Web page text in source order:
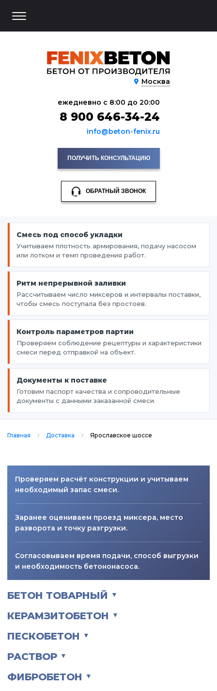
Москва
ПОЛУЧИТЬ КОНСУЛЬТАЦИЮ
ОБРАТНЫЙ ЗВОНОК
ежедневно с 8:00 до 20:00
8 900 646-34-24
info@beton-fenix.ru
Смесь под способ укладки
Учитываем плотность армирования, подачу насосом
или лотком и темп проведения работ.
Ритм непрерывной заливки
Рассчитываем число миксеров и интервалы поставки,
чтобы смесь поступала без простоев.
Контроль параметров партии
Проверяем соблюдение рецептуры и характеристики
смеси перед отправкой на объект.
Документы к поставке
Готовим паспорт качества и сопроводительные
документы с данными заказанной смеси.
Главная Доставка Ярославское шоссе
Проверяем расчёт конструкции и учитываем
необходимый запас смеси.
Заранее оцениваем проезд миксера, место
разворота и точку разгрузки.
Согласовываем время подачи, способ выгрузки
и необходимость бетононасоса.
БЕТОН ТОВАРНЫЙ ▼
КЕРАМЗИТОБЕТОН ▼
ПЕСКОБЕТОН ▼
РАСТВОР ▼
ФИБРОБЕТОН ▼